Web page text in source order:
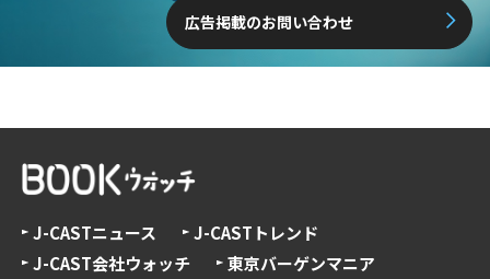
広告掲載のお問い合わせ
J-CASTニュース
J-CASTトレンド
J-CAST会社ウォッチ
東京バーゲンマニア